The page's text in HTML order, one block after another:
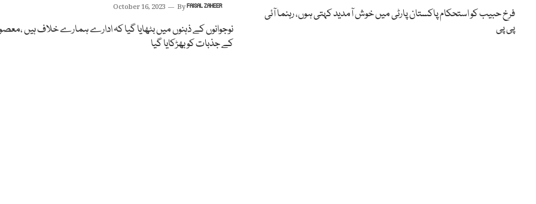
فرخ حبیب کو استحکام پاکستان پارٹی میں خوش آمدید کہتی ہوں، رہنما آئی
پی پی
October 16, 2023 ByFAISAL ZAHEER
نوجوانوں کے ذہنوں میں بٹھایا گیا کہ ادارے ہمارے خلاف ہیں
کے جذبات کو بھڑکایا گیا